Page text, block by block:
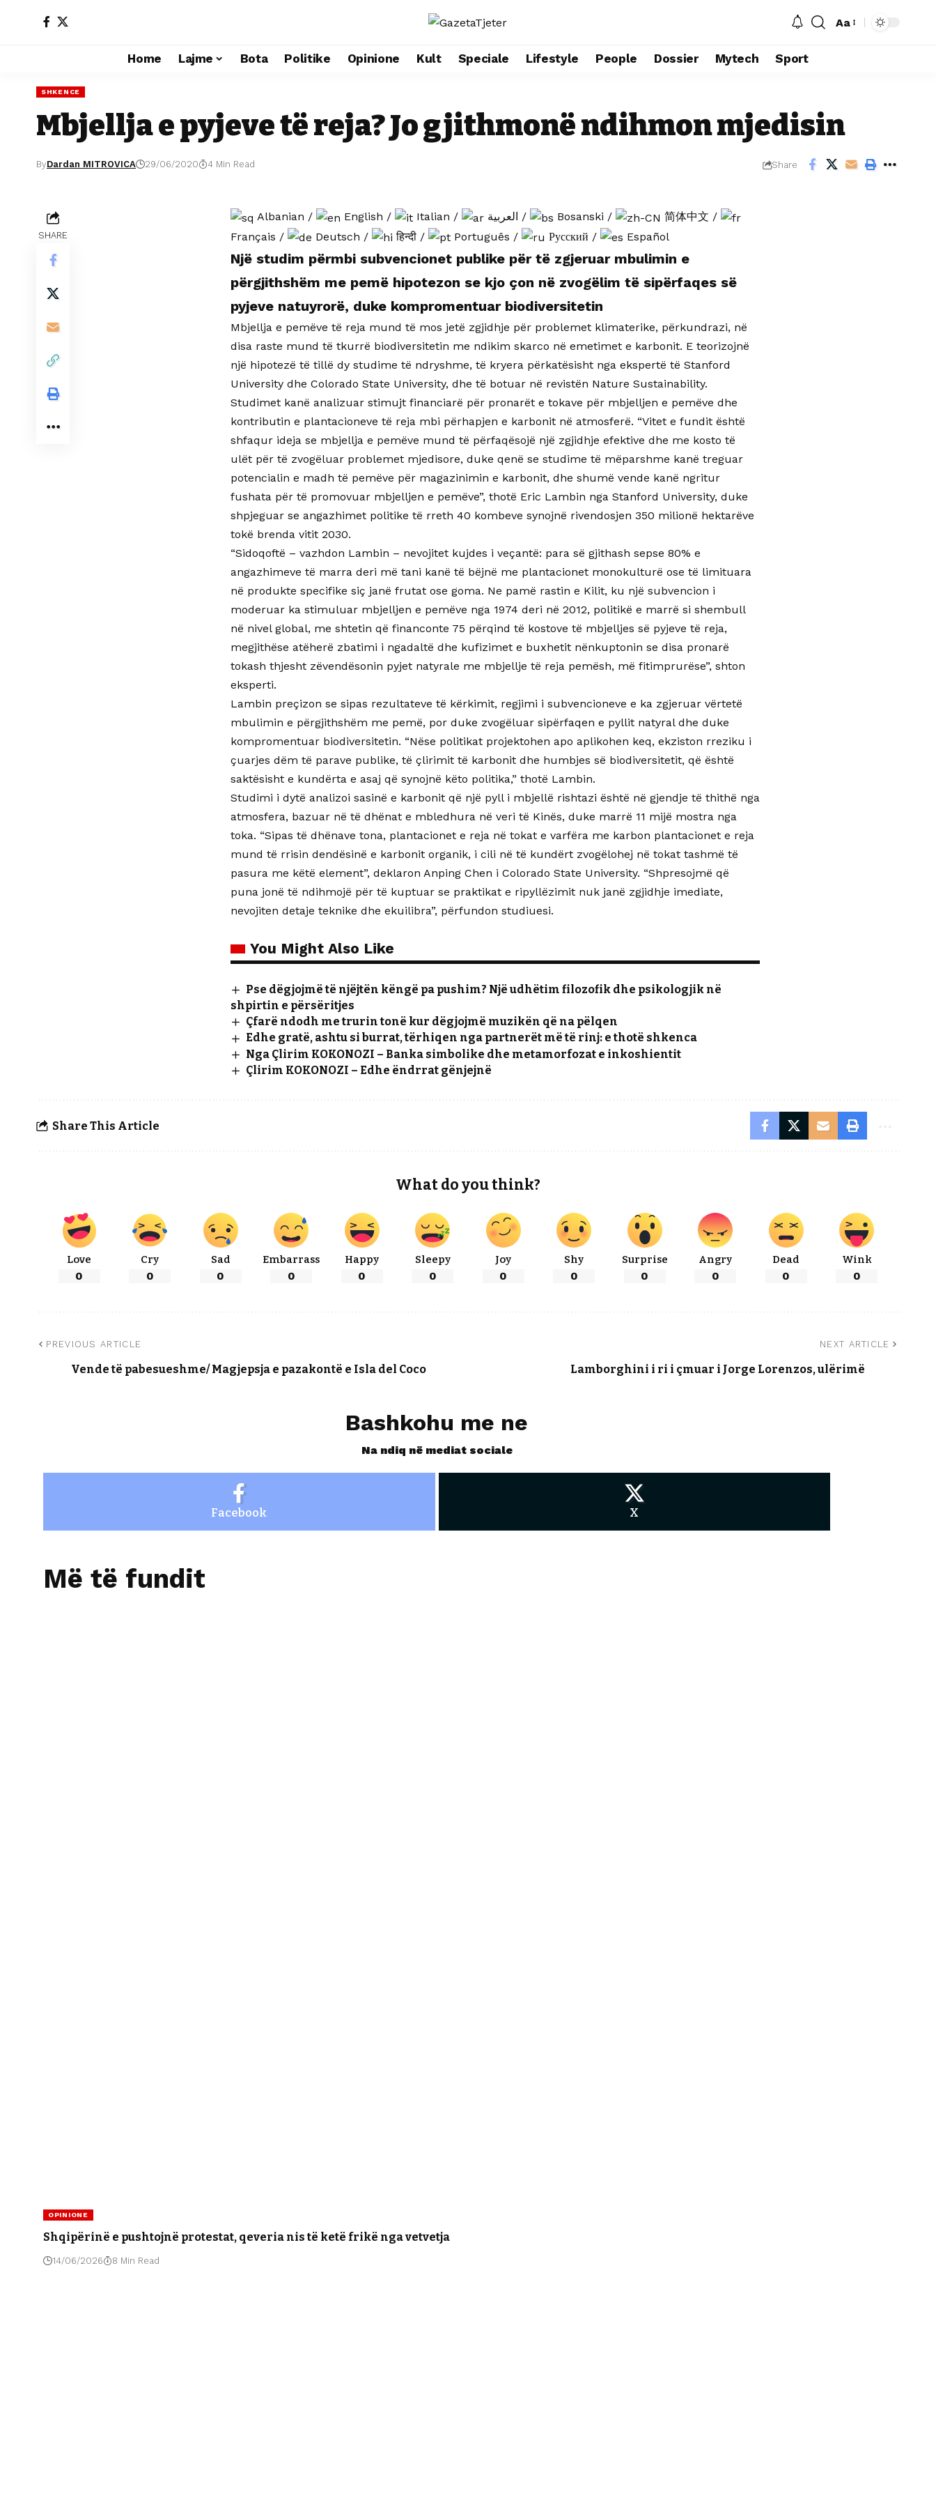
Aa
Home Lajme Bota Politike Opinione Kult Speciale Lifestyle People Dossier Mytech Sport
SHKENCE
Mbjellja e pyjeve të reja? Jo gjithmonë ndihmon mjedisin
ByDardan MITROVICA 29/06/2020 4 Min Read Share
SHARE
Albanian / English / Italian / العربية / Bosanski / 简体中文 /
Français / Deutsch / हिन्दी / Português / Русский / Español
Një studim përmbi subvencionet publike për të zgjeruar mbulimin e
përgjithshëm me pemë hipotezon se kjo çon në zvogëlim të sipërfaqes së
pyjeve natuyrorë, duke kompromentuar biodiversitetin
Mbjellja e pemëve të reja mund të mos jetë zgjidhje për problemet klimaterike, përkundrazi, në
disa raste mund të tkurrë biodiversitetin me ndikim skarco në emetimet e karbonit. E teorizojnë
një hipotezë të tillë dy studime të ndryshme, të kryera përkatësisht nga ekspertë të Stanford
University dhe Colorado State University, dhe të botuar në revistën Nature Sustainability.
Studimet kanë analizuar stimujt financiarë për pronarët e tokave për mbjelljen e pemëve dhe
kontributin e plantacioneve të reja mbi përhapjen e karbonit në atmosferë. “Vitet e fundit është
shfaqur ideja se mbjellja e pemëve mund të përfaqësojë një zgjidhje efektive dhe me kosto të
ulët për të zvogëluar problemet mjedisore, duke qenë se studime të mëparshme kanë treguar
potencialin e madh të pemëve për magazinimin e karbonit, dhe shumë vende kanë ngritur
fushata për të promovuar mbjelljen e pemëve”, thotë Eric Lambin nga Stanford University, duke
shpjeguar se angazhimet politike të rreth 40 kombeve synojnë rivendosjen 350 milionë hektarëve
tokë brenda vitit 2030.
“Sidoqoftë – vazhdon Lambin – nevojitet kujdes i veçantë: para së gjithash sepse 80% e
angazhimeve të marra deri më tani kanë të bëjnë me plantacionet monokulturë ose të limituara
në produkte specifike siç janë frutat ose goma. Ne pamë rastin e Kilit, ku një subvencion i
moderuar ka stimuluar mbjelljen e pemëve nga 1974 deri në 2012, politikë e marrë si shembull
në nivel global, me shtetin që financonte 75 përqind të kostove të mbjelljes së pyjeve të reja,
megjithëse atëherë zbatimi i ngadaltë dhe kufizimet e buxhetit nënkuptonin se disa pronarë
tokash thjesht zëvendësonin pyjet natyrale me mbjellje të reja pemësh, më fitimprurëse”, shton
eksperti.
Lambin preçizon se sipas rezultateve të kërkimit, regjimi i subvencioneve e ka zgjeruar vërtetë
mbulimin e përgjithshëm me pemë, por duke zvogëluar sipërfaqen e pyllit natyral dhe duke
kompromentuar biodiversitetin. “Nëse politikat projektohen apo aplikohen keq, ekziston rreziku i
çuarjes dëm të parave publike, të çlirimit të karbonit dhe humbjes së biodiversitetit, që është
saktësisht e kundërta e asaj që synojnë këto politika,” thotë Lambin.
Studimi i dytë analizoi sasinë e karbonit që një pyll i mbjellë rishtazi është në gjendje të thithë nga
atmosfera, bazuar në të dhënat e mbledhura në veri të Kinës, duke marrë 11 mijë mostra nga
toka. “Sipas të dhënave tona, plantacionet e reja në tokat e varfëra me karbon plantacionet e reja
mund të rrisin dendësinë e karbonit organik, i cili në të kundërt zvogëlohej në tokat tashmë të
pasura me këtë element”, deklaron Anping Chen i Colorado State University. “Shpresojmë që
puna jonë të ndihmojë për të kuptuar se praktikat e ripyllëzimit nuk janë zgjidhje imediate,
nevojiten detaje teknike dhe ekuilibra”, përfundon studiuesi.
You Might Also Like
Pse dëgjojmë të njëjtën këngë pa pushim? Një udhëtim filozofik dhe psikologjik në
shpirtin e përsëritjes
Çfarë ndodh me trurin tonë kur dëgjojmë muzikën që na pëlqen
Edhe gratë, ashtu si burrat, tërhiqen nga partnerët më të rinj: e thotë shkenca
Nga Çlirim KOKONOZI – Banka simbolike dhe metamorfozat e inkoshientit
Çlirim KOKONOZI – Edhe ëndrrat gënjejnë
Share This Article
What do you think?
Love
0
Cry
0
Sad
0
Embarrass
0
Happy
0
Sleepy
0
Joy
0
Shy
0
Surprise
0
Angry
0
Dead
0
Wink
0
PREVIOUS ARTICLE
Vende të pabesueshme/ Magjepsja e pazakontë e Isla del Coco
NEXT ARTICLE
Lamborghini i ri i çmuar i Jorge Lorenzos, ulërimë
Bashkohu me ne
Na ndiq në mediat sociale
Facebook X
Më të fundit
OPINIONE
Shqipërinë e pushtojnë protestat, qeveria nis të ketë frikë nga vetvetja
14/06/2026 8 Min Read